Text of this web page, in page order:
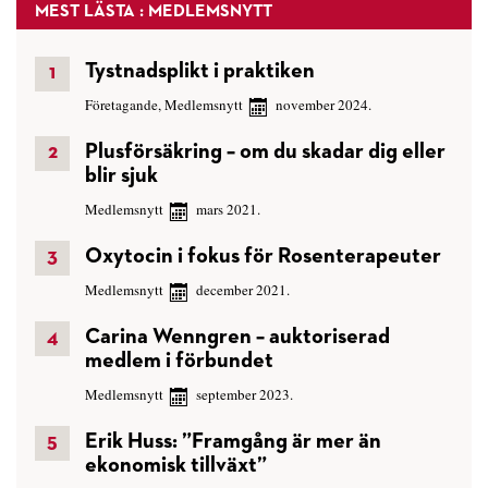
MEST LÄSTA : MEDLEMSNYTT
Tystnadsplikt i praktiken
Företagande,Medlemsnytt november 2024.
Plusförsäkring – om du skadar dig eller
blir sjuk
Medlemsnytt mars 2021.
Oxytocin i fokus för Rosenterapeuter
Medlemsnytt december 2021.
Carina Wenngren – auktoriserad
medlem i förbundet
Medlemsnytt september 2023.
Erik Huss: ”Framgång är mer än
ekonomisk tillväxt”